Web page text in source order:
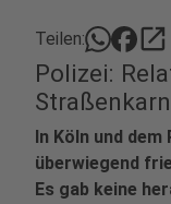
Teilen: open_in_new
Polizei:
In Köln und
überwiegend
Es gab keine